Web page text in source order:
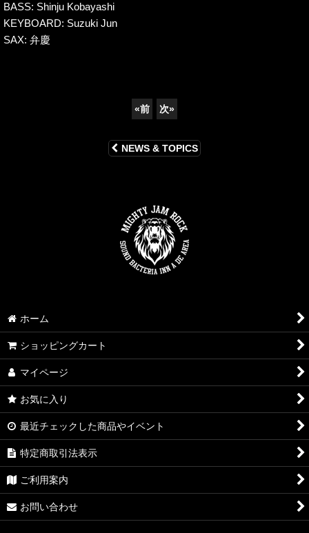
BASS: Shinju Kobayashi
KEYBOARD: Suzuki Jun
SAX: 弁慶
«前 次»
NEWS & TOPICS
ホーム
ショッピングカート
マイページ
お気に入り
最近チェックした商品やイベント
特定商取引法表示
ご利用案内
お問い合わせ